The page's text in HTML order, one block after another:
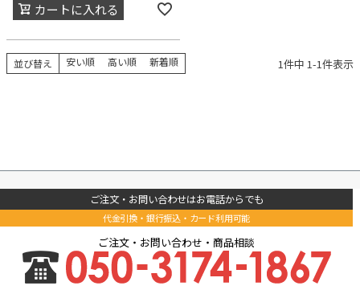
カートに入れる
並び替え 安い順 高い順 新着順 1件中 1-1件表示
ご注文・お問い合わせはお電話からでも
代金引換・銀行振込・カード利用可能
ご注文・お問い合わせ・商品相談